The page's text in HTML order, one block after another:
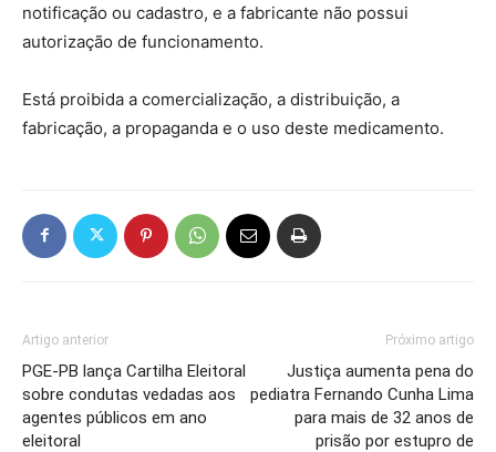
notificação ou cadastro, e a fabricante não possui
autorização de funcionamento.
Está proibida a comercialização, a distribuição, a
fabricação, a propaganda e o uso deste medicamento.
Artigo anterior
PGE-PB lança Cartilha Eleitoral
sobre condutas vedadas aos
agentes públicos em ano
eleitoral
Próximo artigo
Justiça aumenta pena do
pediatra Fernando Cunha Lima
para mais de 32 anos de
prisão por estupro de